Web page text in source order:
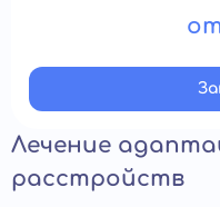
Лечение
расстройств